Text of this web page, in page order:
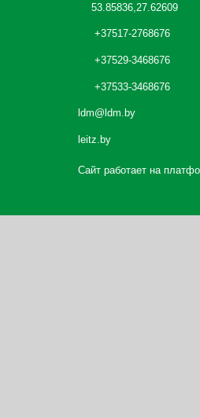
53.85836,27.62609
+37517-2768676
+37529-3468676
+37533-3468676
ldm@ldm.by
leitz.by
Сайт работает на